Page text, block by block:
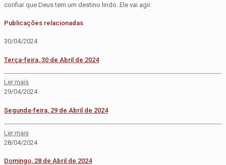
confiar que Deus tem um destino lindo. Ele vai agir.
Publicações relacionadas
30/04/2024
Terça-feira, 30 de Abril de 2024
Ler mais
29/04/2024
Segunda-feira, 29 de Abril de 2024
Ler mais
28/04/2024
Domingo, 28 de Abril de 2024